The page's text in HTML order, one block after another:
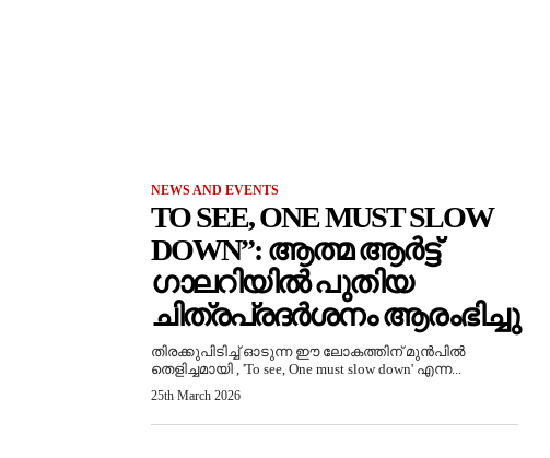
NEWS AND EVENTS
TO SEE, ONE MUST SLOW
DOWN”: ആത്മ ആർട്ട്
ഗാലറിയിൽ പുതിയ
ചിത്രപ്രദർശനം ആരംഭിച്ചു
തിരക്കുപിടിച്ച് ഓടുന്ന ഈ ലോകത്തിന് മുൻപിൽ
തെളിച്ചമായി , 'To see, One must slow down' എന്ന...
25th March 2026